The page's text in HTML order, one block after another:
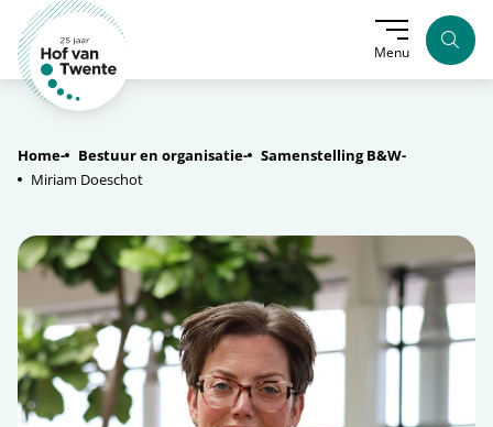
Menu
Home Bestuur en organisatie
Samenstelling B&W
Miriam Doeschot